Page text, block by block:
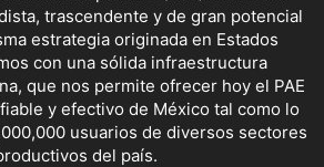
trascendente y de gran potencial
estrategia originada en Estados
con una sólida infraestructura
que nos permite ofrecer hoy el PAE
y efectivo de México tal como lo
usuarios de diversos sectores
del país.